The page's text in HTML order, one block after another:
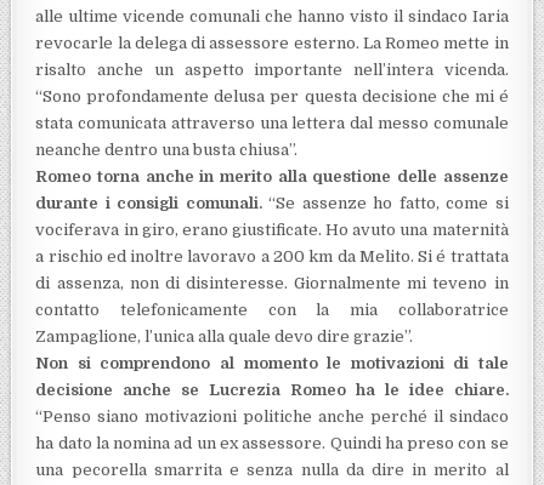
alle ultime vicende comunali che hanno visto il sindaco Iaria
revocarle la delega di assessore esterno. La Romeo mette in
risalto anche un aspetto importante nell’intera vicenda.
“Sono profondamente delusa per questa decisione che mi é
stata comunicata attraverso una lettera dal messo comunale
neanche dentro una busta chiusa”.
Romeo torna anche in merito alla questione delle assenze
durante i consigli comunali.“Se assenze ho fatto, come si
vociferava in giro, erano giustificate. Ho avuto una maternità
a rischio ed inoltre lavoravo a 200 km da Melito. Si é trattata
di assenza, non di disinteresse. Giornalmente mi teveno in
contatto telefonicamente con la mia collaboratrice
Zampaglione, l’unica alla quale devo dire grazie”.
Non si comprendono al momento le motivazioni di tale
decisione anche se Lucrezia Romeo ha le idee chiare.
“Penso siano motivazioni politiche anche perché il sindaco
ha dato la nomina ad un ex assessore. Quindi ha preso con se
una pecorella smarrita e senza nulla da dire in merito al